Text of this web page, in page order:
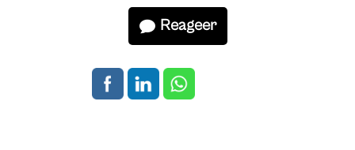
Reageer